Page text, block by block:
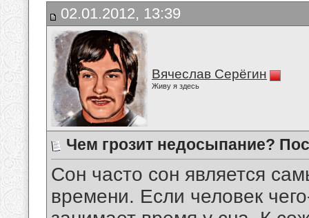
02.01.2012, 13:39
Вячеслав Серёгин
Живу я здесь
Чем грозит недосыпание?
Сон часто сон является
времени. Если человек